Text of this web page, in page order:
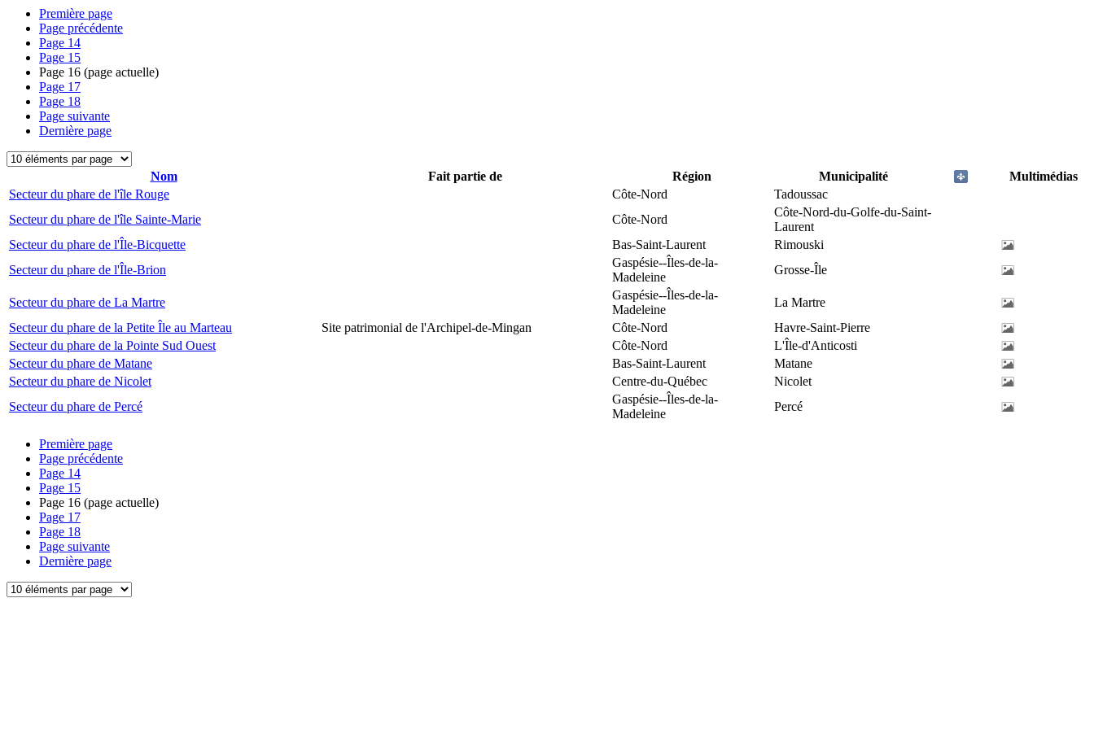
Première page
Page précédente
Page 14
Page 15
Page 16 (page actuelle)
Page 17
Page 18
Page suivante
Dernière page
Nom Fait partie de Région Municipalité
Multimédias
Secteur du phare de l'île Rouge
Côte-Nord
Tadoussac
Secteur du phare de l'île Sainte-Marie
Côte-Nord
Côte-Nord-du-Golfe-du-Saint-
Laurent
Secteur du phare de l'Île-Bicquette
Bas-Saint-Laurent
Rimouski
Secteur du phare de l'Île-Brion
Gaspésie--Îles-de-la-
Madeleine
Grosse-Île
Secteur du phare de La Martre
Gaspésie--Îles-de-la-
Madeleine
La Martre
Secteur du phare de la Petite Île au Marteau
Site patrimonial de l'Archipel-de-Mingan Côte-Nord
Havre-Saint-Pierre
Secteur du phare de la Pointe Sud Ouest
Côte-Nord
L'Île-d'Anticosti
Secteur du phare de Matane
Bas-Saint-Laurent
Matane
Secteur du phare de Nicolet
Centre-du-Québec
Nicolet
Secteur du phare de Percé
Gaspésie--Îles-de-la-
Madeleine
Percé
Première page
Page précédente
Page 14
Page 15
Page 16 (page actuelle)
Page 17
Page 18
Page suivante
Dernière page